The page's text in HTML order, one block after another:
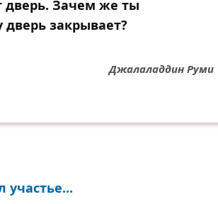
дверь. Зачем же ты
закрывает?
Джалаладдин Руми
участье...